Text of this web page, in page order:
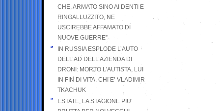
CHE, ARMATO SINO AI DENTI E
RINGALLUZZITO, NE
USCIREBBE AFFAMATO DI
NUOVE GUERRE”
IN RUSSIA ESPLODE L’AUTO
DELL’AD DELL’AZIENDA DI
DRONI: MORTO L’AUTISTA, LUI
IN FIN DI VITA. CHI E’ VLADIMIR
TKACHUK
ESTATE, LA STAGIONE PIU’